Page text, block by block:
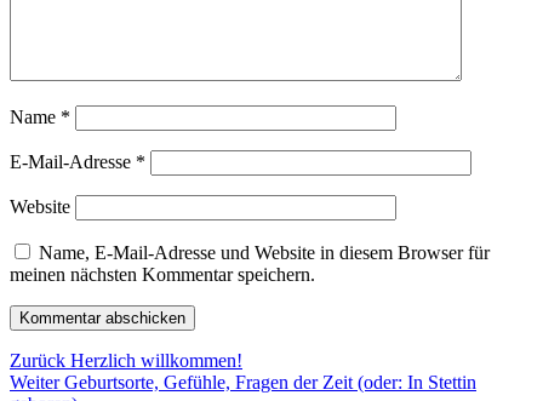
Name *
E-Mail-Adresse *
Website
Name, E-Mail-Adresse und Website in diesem Browser für
meinen nächsten Kommentar speichern.
Beitragsnavigation
Zurück Vorheriger
Beitrag:
Herzlich willkommen!
Weiter Nächster
Geburtsorte, Gefühle, Fragen der Zeit (oder: In Stettin